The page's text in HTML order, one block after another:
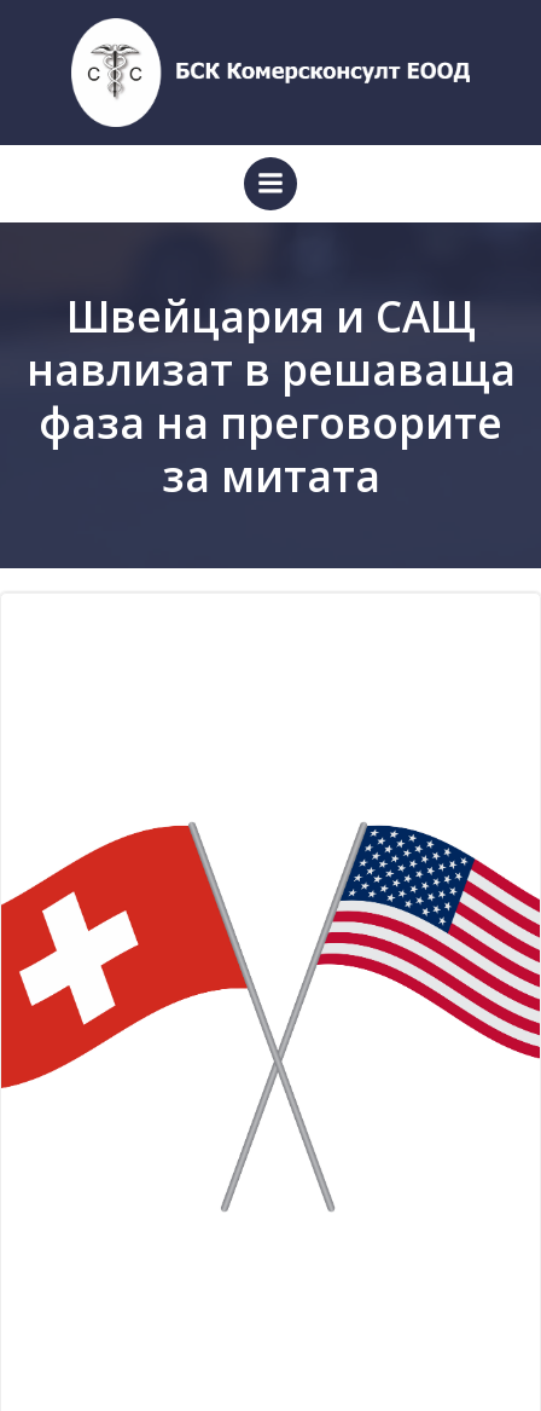
content
Швейцария и САЩ
навлизат в решаваща
фаза на преговорите
за митата